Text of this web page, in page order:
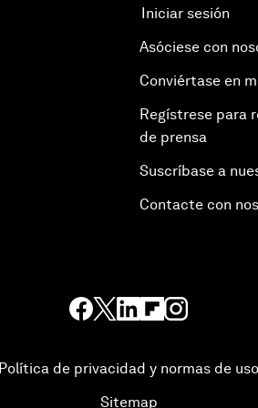
Iniciar sesión
Asóciese con
Conviértase en
Regístrese para
de prensa
Suscríbase a
Contacte con
Política de privacidad y normas de uso
Sitemap